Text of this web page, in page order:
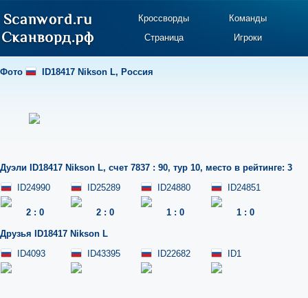
Кроссворды
Команды
Страница
Игроки
Фото ID18417 Nikson L, Россия
Дуэли ID18417 Nikson L, счет 7837 : 90, тур 10, место в рейтинге: 3
ID24990
2 : 0
ID25289
2 : 0
ID24880
1 : 0
ID24851
1 : 0
Друзья
ID18417 Nikson L
ID4093
ID43395 ID22682 ID1